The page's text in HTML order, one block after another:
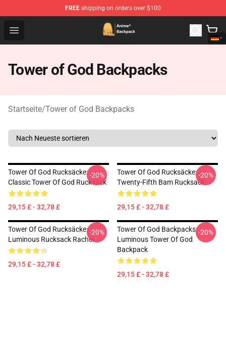
FREE shipping on orders over $100
Open menu
Anime Backpack Shop - Official Anime Backpack Store
Tower of God Backpacks
Startseite/Tower of God Backpacks
Tower Of God Rucksäcke:
Classic Tower Of God Rucksack
29,15 £ - 32,78 £
-20%
Tower Of God Rucksäcke:
Twenty-Fifth Bam Rucksack
29,15 £ - 32,78 £
-20%
Tower Of God Rucksäcke:
Luminous Rucksack Rachel
29,15 £ - 32,78 £
-20%
Tower Of God Backpacks:
Luminous Tower Of God
Backpack
29,15 £ - 32,78 £
-20%